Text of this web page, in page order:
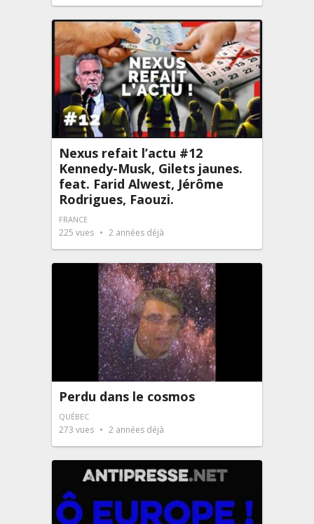
Nexus refait l’actu #12
Kennedy-Musk, Gilets jaunes.
feat. Farid Alwest, Jérôme
Rodrigues, Faouzi.
FRANCE
225 vues 2 années déjà
Perdu dans le cosmos
QUÉBEC
273 vues 2 années déjà